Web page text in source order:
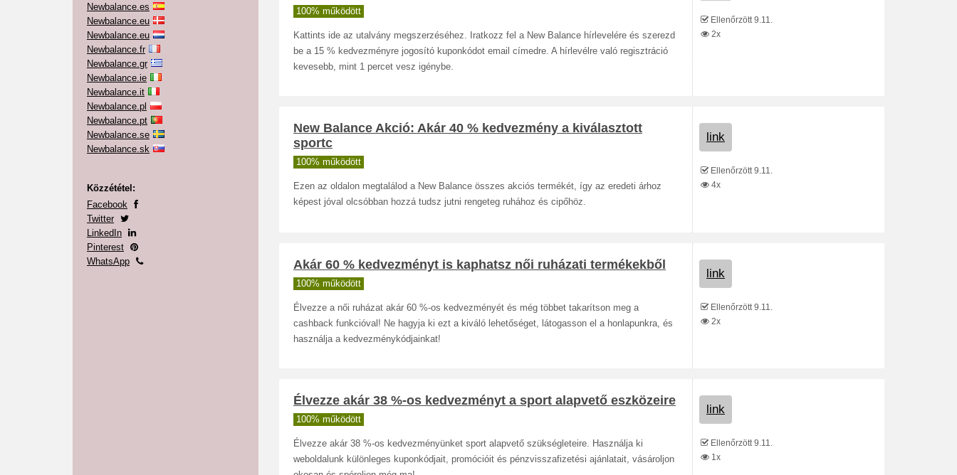
Newbalance.es
Newbalance.eu
Newbalance.eu
Newbalance.fr
Newbalance.gr
Newbalance.ie
Newbalance.it
Newbalance.pl
Newbalance.pt
Newbalance.se
Newbalance.sk
Közzététel:
Facebook
Twitter
LinkedIn
Pinterest
WhatsApp
100% működött
Kattints ide az utalvány megszerzéséhez. Iratkozz fel a New Balance hírlevelére és szerezd
be a 15 % kedvezményre jogosító kuponkódot email címedre. A hírlevélre való regisztráció
kevesebb, mint 1 percet vesz igénybe.
Ellenőrzött 9.11.
2x
New Balance Akció: Akár 40 % kedvezmény a kiválasztott
sportc
100% működött
Ezen az oldalon megtalálod a New Balance összes akciós termékét, így az eredeti árhoz
képest jóval olcsóbban hozzá tudsz jutni rengeteg ruhához és cipőhöz.
link
Ellenőrzött 9.11.
4x
Akár 60 % kedvezményt is kaphatsz női ruházati termékekből
100% működött
Élvezze a női ruházat akár 60 %-os kedvezményét és még többet takarítson meg a
cashback funkcióval! Ne hagyja ki ezt a kiváló lehetőséget, látogasson el a honlapunkra, és
használja a kedvezménykódjainkat!
link
Ellenőrzött 9.11.
2x
Élvezze akár 38 %-os kedvezményt a sport alapvető eszközeire
100% működött
Élvezze akár 38 %-os kedvezményünket sport alapvető szükségleteire. Használja ki
weboldalunk különleges kuponkódjait, promócióit és pénzvisszafizetési ajánlatait, vásároljon
link
Ellenőrzött 9.11.
1x